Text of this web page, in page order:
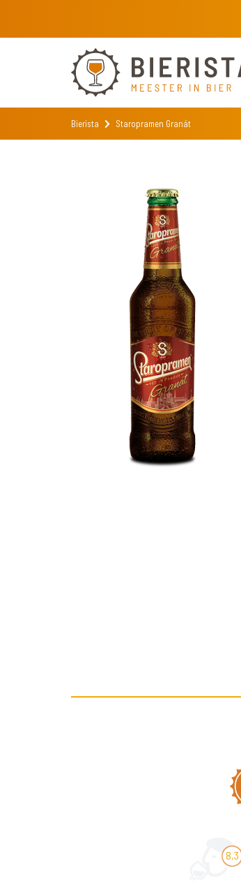
Bierista Staropramen Granát
8,3